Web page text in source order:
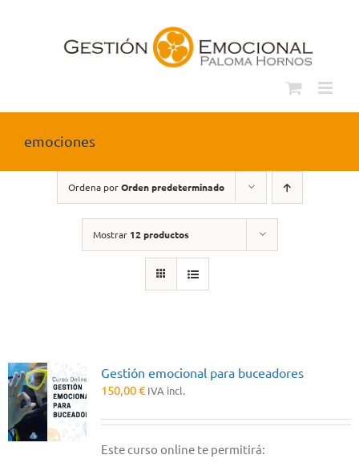
emociones
Ordena porOrden predeterminado
Mostrar 12 productos
Gestión emocional para buceadores
150,00€ IVA incl.
Este curso online te permitirá: